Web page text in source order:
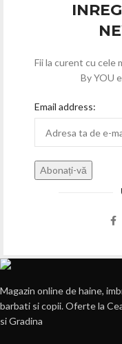
Fii la curent cu cele
By YOU
Email address:
Magazin online de haine,
barbati si copii. Oferte la
si Gradina